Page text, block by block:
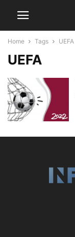
Home Tags UEFA
UEFA